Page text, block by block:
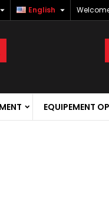
English 

EQUIPEMENT